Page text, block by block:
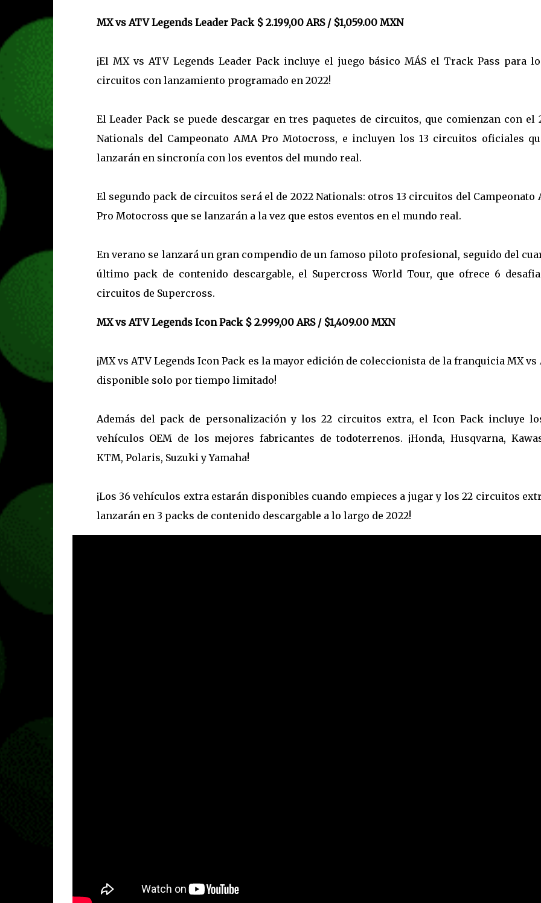
MX vs ATV Legends Leader Pack $ 2.199,00 ARS / $1,059.00 MXN
¡El MX vs ATV Legends Leader Pack incluye el juego básico MÁS el Track Pass para
circuitos con lanzamiento programado en 2022!
El Leader Pack se puede descargar en tres paquetes de circuitos, que comienzan con el
Nationals del Campeonato AMA Pro Motocross, e incluyen los 13 circuitos oficiales
lanzarán en sincronía con los eventos del mundo real.
El segundo pack de circuitos será el de 2022 Nationals: otros 13 circuitos del Campeonato
Pro Motocross que se lanzarán a la vez que estos eventos en el mundo real.
En verano se lanzará un gran compendio de un famoso piloto profesional, seguido del
último pack de contenido descargable, el Supercross World Tour, que ofrece 6
circuitos de Supercross.
MX vs ATV Legends Icon Pack $ 2.999,00 ARS / $1,409.00 MXN
¡MX vs ATV Legends Icon Pack es la mayor edición de coleccionista de la franquicia MX vs
disponible solo por tiempo limitado!
Además del pack de personalización y los 22 circuitos extra, el Icon Pack incluye
vehículos OEM de los mejores fabricantes de todoterrenos. ¡Honda, Husqvarna,
KTM, Polaris, Suzuki y Yamaha!
¡Los 36 vehículos extra estarán disponibles cuando empieces a jugar y los 22 circuitos
lanzarán en 3 packs de contenido descargable a lo largo de 2022!